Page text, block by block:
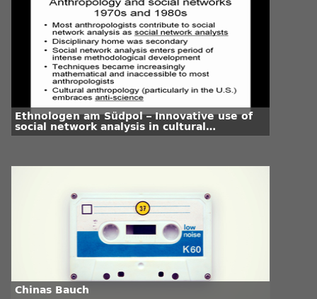
Ethnologen am Südpol – Innovative use of
social network analysis in cultural
anthropology
Chinas Bauch